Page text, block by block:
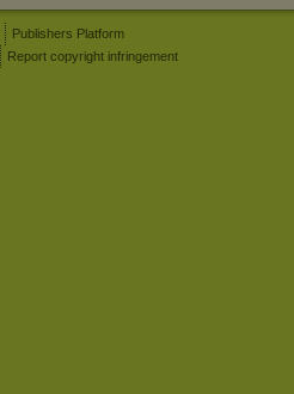
Publishers Platform
Report copyright infringement